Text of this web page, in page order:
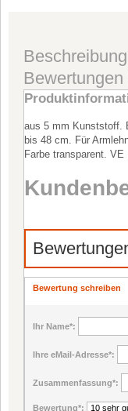
Beschreibung
Bewertungen
aus 5 mm Kunststoff.
bis 48 cm. Für
Farbe transparent. VE
Bewertung schreiben
Ihr Name*:
Ihre eMail-Adresse*:
Zusammenfassung*:
Bewertung*: